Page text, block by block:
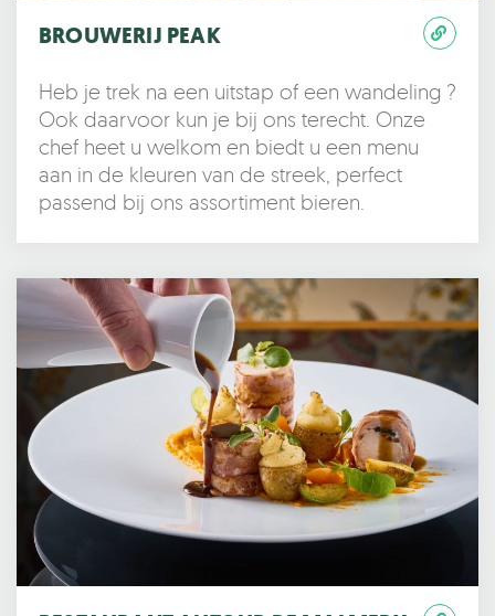
BROUWERIJ PEAK
Heb je trek na een uitstap of een wandeling ?
Ook daarvoor kun je bij ons terecht. Onze
chef heet u welkom en biedt u een menu
aan in de kleuren van de streek, perfect
passend bij ons assortiment bieren.